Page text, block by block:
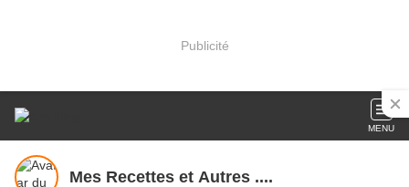
Publicité
MENU
Mes Recettes et Autres ....